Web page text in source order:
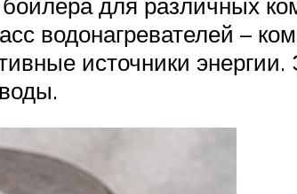
водонагревателей –
источники энергии.